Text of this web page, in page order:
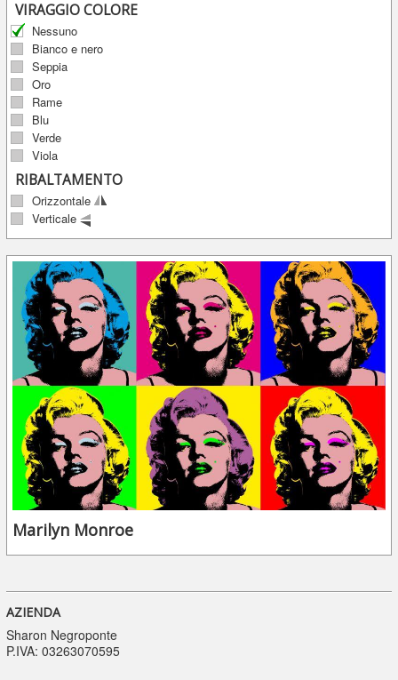
VIRAGGIO COLORE
Nessuno
Bianco e nero
Seppia
Oro
Rame
Blu
Verde
Viola
RIBALTAMENTO
Orizzontale
Verticale
Marilyn Monroe
AZIENDA
Sharon Negroponte
P.IVA: 03263070595